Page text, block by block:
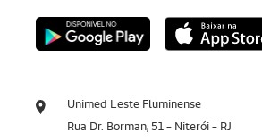
Unimed Leste Fluminense
Rua Dr. Borman, 51 - Niterói - RJ